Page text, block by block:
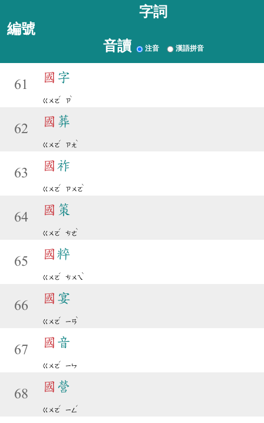
編號
字詞
音讀 注音 漢語拼音
61
國 字
ㄍㄨㄛ
ˊ
ㄗ
ˋ
62
國 葬
ㄍㄨㄛ
ˊ
ㄗㄤ
ˋ
63
國 祚
ㄍㄨㄛ
ˊ
ㄗㄨㄛ
ˋ
64
國 策
ㄍㄨㄛ
ˊ
ㄘㄜ
ˋ
65
國 粹
ㄍㄨㄛ
ˊ
ㄘㄨㄟ
ˋ
66
國 宴
ㄍㄨㄛ
ˊ
ㄧㄢ
ˋ
67
國 音
ㄍㄨㄛ
ˊ
ㄧㄣ
68
國 營
ㄍㄨㄛ
ˊ
ㄧㄥ
ˊ